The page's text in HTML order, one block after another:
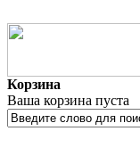
Корзина
Ваша корзина пуста